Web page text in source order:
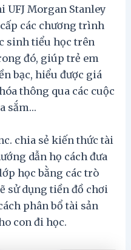
Morgan Stanley
các chương trình
sinh tiểu học trên
đó, giúp trẻ em
bạc, hiểu được giá
thông qua các cuộc
sắm…
chia sẻ kiến thức tài
dẫn họ cách đưa
học bằng các trò
sử dụng tiền đồ chơi
phân bổ tài sản
con đi học.